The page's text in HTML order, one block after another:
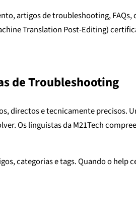
artigos de troubleshooting,
Translation Post-Editing)
de Troubleshooting
directos e tecnicamente
Os linguistas da M21Tech
categorias e tags. Quando o